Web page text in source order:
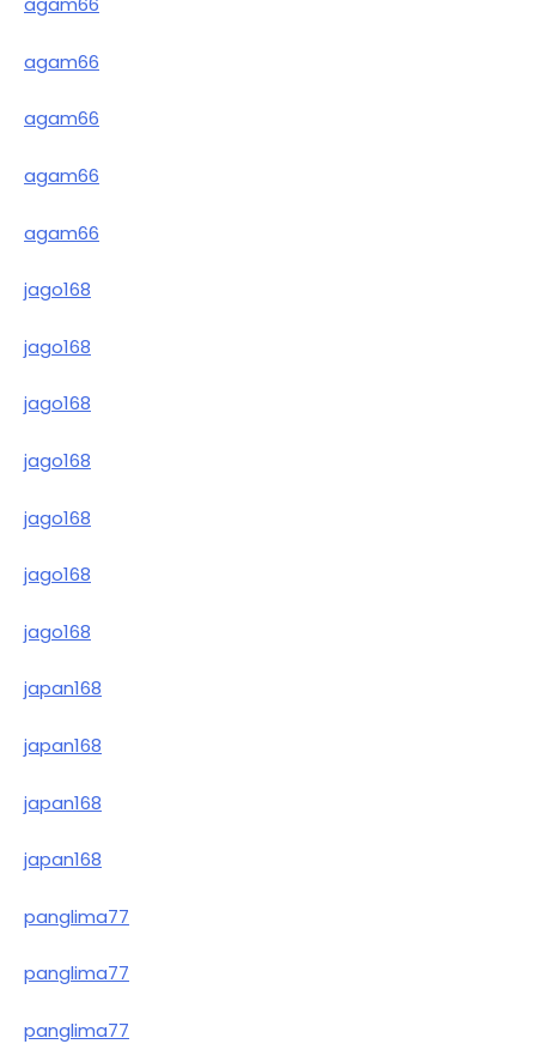
agam66
agam66
agam66
agam66
jago168
jago168
jago168
jago168
jago168
jago168
jago168
japan168
japan168
japan168
japan168
panglima77
panglima77
panglima77